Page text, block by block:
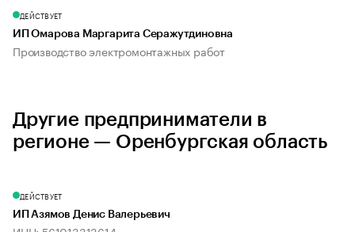
ДЕЙСТВУЕТ
ИП Омарова Маргарита Серажутдиновна
Производство электромонтажных работ
Другие предприниматели в
регионе — Оренбургская область
ДЕЙСТВУЕТ
ИП Азямов Денис Валерьевич